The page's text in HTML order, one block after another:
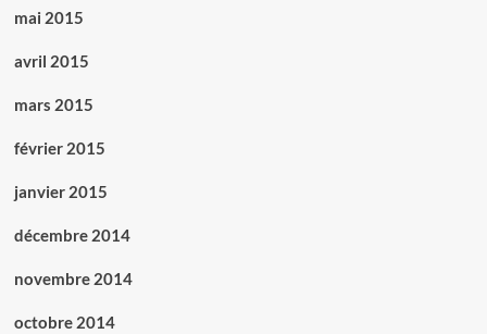
mai 2015
avril 2015
mars 2015
février 2015
janvier 2015
décembre 2014
novembre 2014
octobre 2014